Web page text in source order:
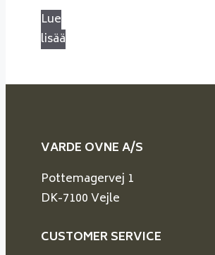
Lue
lisää
VARDE OVNE A/S
Pottemagervej 1
DK-7100 Vejle
CUSTOMER SERVICE